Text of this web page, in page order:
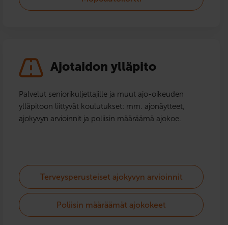
Ajotaidon ylläpito
Palvelut seniorikuljettajille ja muut ajo-oikeuden
ylläpitoon liittyvät koulutukset: mm. ajonäytteet,
ajokyvyn arvioinnit ja poliisin määräämä ajokoe.
Terveysperusteiset ajokyvyn arvioinnit
Poliisin määräämät ajokokeet